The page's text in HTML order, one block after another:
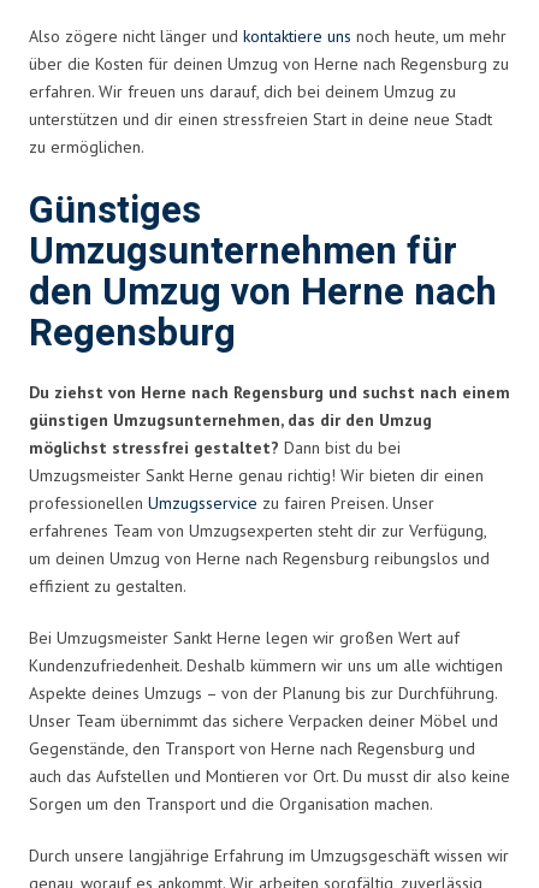
Also zögere nicht länger und kontaktiere uns noch heute, um mehr
über die Kosten für deinen Umzug von Herne nach Regensburg zu
erfahren. Wir freuen uns darauf, dich bei deinem Umzug zu
unterstützen und dir einen stressfreien Start in deine neue Stadt
zu ermöglichen.
Günstiges
Umzugsunternehmen für
den Umzug von Herne nach
Regensburg
Du ziehst von Herne nach Regensburg und suchst nach einem
günstigen Umzugsunternehmen, das dir den Umzug
möglichst stressfrei gestaltet? Dann bist du bei
Umzugsmeister Sankt Herne genau richtig! Wir bieten dir einen
professionellen Umzugsservice zu fairen Preisen. Unser
erfahrenes Team von Umzugsexperten steht dir zur Verfügung,
um deinen Umzug von Herne nach Regensburg reibungslos und
effizient zu gestalten.
Bei Umzugsmeister Sankt Herne legen wir großen Wert auf
Kundenzufriedenheit. Deshalb kümmern wir uns um alle wichtigen
Aspekte deines Umzugs – von der Planung bis zur Durchführung.
Unser Team übernimmt das sichere Verpacken deiner Möbel und
Gegenstände, den Transport von Herne nach Regensburg und
auch das Aufstellen und Montieren vor Ort. Du musst dir also keine
Sorgen um den Transport und die Organisation machen.
Durch unsere langjährige Erfahrung im Umzugsgeschäft wissen wir
genau, worauf es ankommt. Wir arbeiten sorgfältig, zuverlässig